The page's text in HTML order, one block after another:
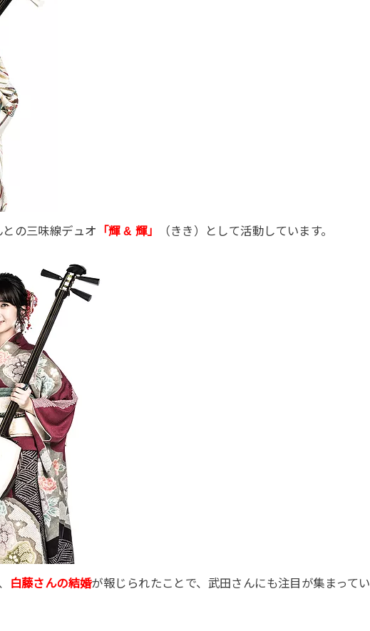
との三味線デュオ 「輝 & 輝」 （きき）として活動しています。
白藤さんの結婚が報じられたことで、武田さんにも注目が集まってい